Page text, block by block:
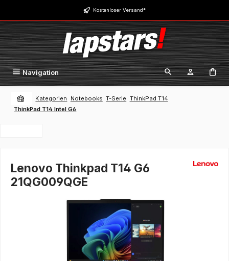
Zum Hauptinhalt springen Kostenloser Versand*
Navigation
Kategorien Notebooks T-Serie ThinkPad T14
ThinkPad T14 Intel G6
Lenovo Thinkpad T14 G6
21QG009QGE
Bildergalerie überspringen